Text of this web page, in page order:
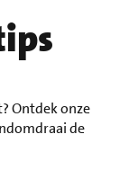
Ontdek onze
de